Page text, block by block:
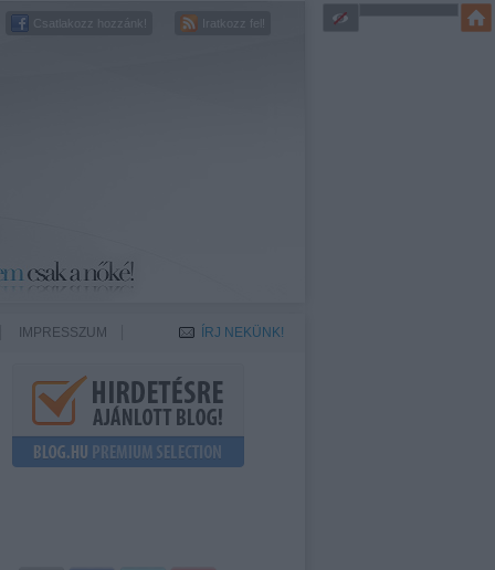
Csatlakozz hozzánk! Iratkozz fel!
IMPRESSZUM ÍRJ NEKÜNK!